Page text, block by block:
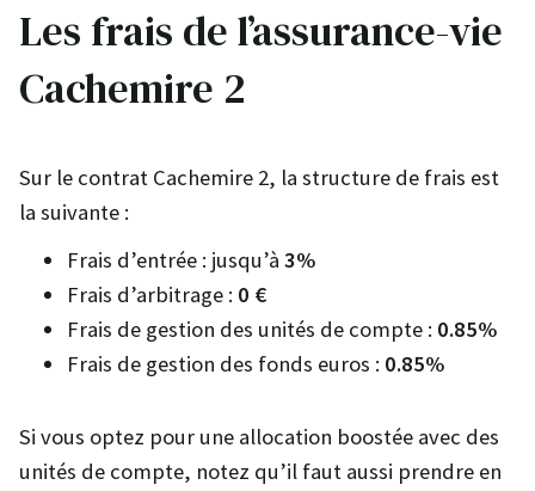
Les frais de l’assurance-vie
Cachemire 2
Sur le contrat Cachemire 2, la structure de frais est
la suivante :
Frais d’entrée : jusqu’à 3%
Frais d’arbitrage : 0 €
Frais de gestion des unités de compte : 0.85%
Frais de gestion des fonds euros : 0.85%
Si vous optez pour une allocation boostée avec des
unités de compte, notez qu’il faut aussi prendre en